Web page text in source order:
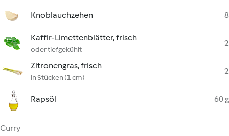
Knoblauchzehen 8
Kaffir-Limettenblätter, frisch
oder tiefgekühlt
2
Zitronengras, frisch
in Stücken (1 cm)
2
Rapsöl 60 g
Curry